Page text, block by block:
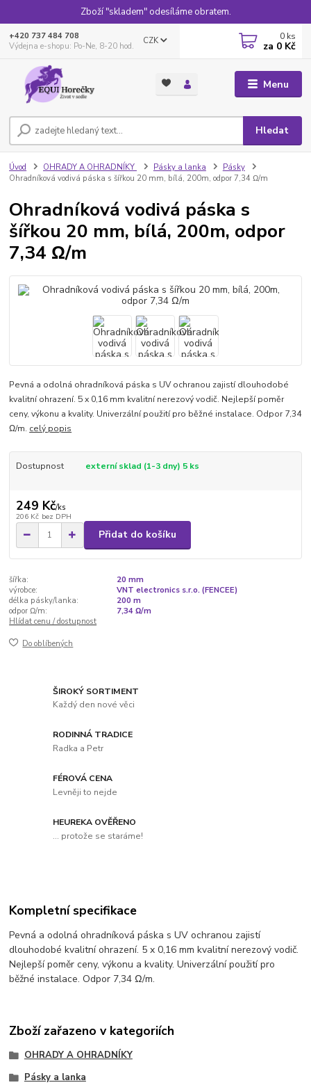
Zboží "skladem" odesíláme obratem.
Menu
CZK
Hledat
+420 737 484 708
Výdejna e-shopu: Po-Ne, 8-20 hod.
0 ks
za 0 Kč
Úvod OHRADY A OHRADNÍKY Pásky a lanka
Pásky
Ohradníková vodivá páska s šířkou 20 mm, bílá, 200m, odpor 7,34 Ω/m
Ohradníková vodivá páska s
šířkou 20 mm, bílá, 200m, odpor
7,34 Ω/m
Pevná a odolná ohradníková páska s UV ochranou zajistí dlouhodobé
kvalitní ohrazení. 5 x 0,16 mm kvalitní nerezový vodič. Nejlepší poměr
ceny, výkonu a kvality. Univerzální použití pro běžné instalace. Odpor 7,34
Ω/m. celý popis
Dostupnost externí sklad (1-3 dny) 5 ks
249 Kč/ks
206 Kč bez DPH
Přidat do košíku
šířka:
20 mm
výrobce:
VNT electronics s.r.o. (FENCEE)
délka pásky/lanka:
200 m
odpor Ω/m:
7,34 Ω/m
Hlídat cenu / dostupnost
Do oblíbených
ŠIROKÝ SORTIMENT
Každý den nové věci
RODINNÁ TRADICE
Radka a Petr
FÉROVÁ CENA
Levněji to nejde
HEUREKA OVĚŘENO
... protože se staráme!
Kompletní specifikace
Pevná a odolná ohradníková páska s UV ochranou zajistí
dlouhodobé kvalitní ohrazení. 5 x 0,16 mm kvalitní nerezový vodič.
Nejlepší poměr ceny, výkonu a kvality. Univerzální použití pro
běžné instalace. Odpor 7,34 Ω/m.
Zboží zařazeno v kategoriích
OHRADY A OHRADNÍKY
Pásky a lanka